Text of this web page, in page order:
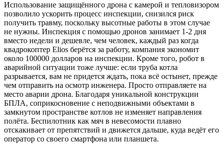
Использование защищённого дрона с камерой и тепловизором
позволило ускорить процесс инспекции, снизился риск
получить травму, поскольку высотные работы в этом случае
не нужны. Инспекция с помощью дронов занимает 1-2 дня
вместо недели и дешевле, чем человек, каждый раз когда
квадрокоптер Elios берётся за работу, компания экономит
около 100000 долларов на инспекции. Кроме того, робот в
аварийной ситуации тоже лучше: если труба котла
разрывается, вам не придется ждать, пока всё остынет, прежде
чем отправить на осмотр инженера. Просто отправляете на
место аварии дрона. Благодаря уникальной конструкции
БПЛА, соприкосновение с неподвижными объектами в
замкнутом пространстве котлов не изменяет направления
полёта. Беспилотник как мяч в невесомости плавно
отскакивает от препятствий и движется дальше, куда ведёт его
оператор со своего смартфона или планшета.